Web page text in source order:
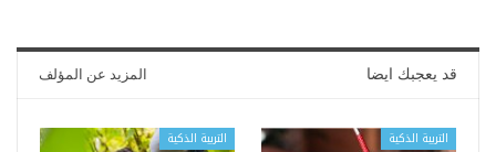
قد يعجبك ايضا المزيد عن المؤلف
التربية الذكية التربية الذكية